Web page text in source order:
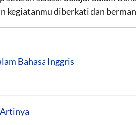
kegiatanmu diberkati dan
Bahasa Inggris